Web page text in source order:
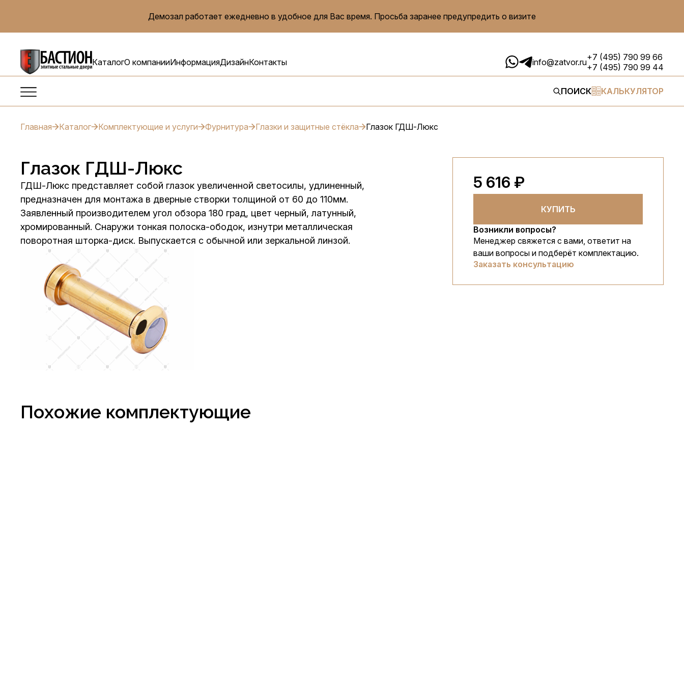
Демозал работает ежедневно в удобное для Вас время. Просьба заранее предупредить о визите
КаталогО компанииИнформацияДизайнКонтакты info@zatvor.ru+7 (495) 790 99 66
+7 (495) 790 99 44
ПОИСК КАЛЬКУЛЯТОР
Главная Каталог Комплектующие и услуги Фурнитура Глазки и защитные стёкла Глазок ГДШ-Люкс
Глазок ГДШ-Люкс
ГДШ-Люкс представляет собой глазок увеличенной светосилы, удлиненный,
предназначен для монтажа в дверные створки толщиной от 60 до 110мм.
Заявленный производителем угол обзора 180 град, цвет черный, латунный,
хромированный. Снаружи тонкая полоска-ободок, изнутри металлическая
поворотная шторка-диск. Выпускается с обычной или зеркальной линзой.
5 616 ₽
КУПИТЬ
Возникли вопросы?
Менеджер свяжется с вами, ответит на
ваши вопросы и подберёт комплектацию.
Заказать консультацию
Похожие комплектующие